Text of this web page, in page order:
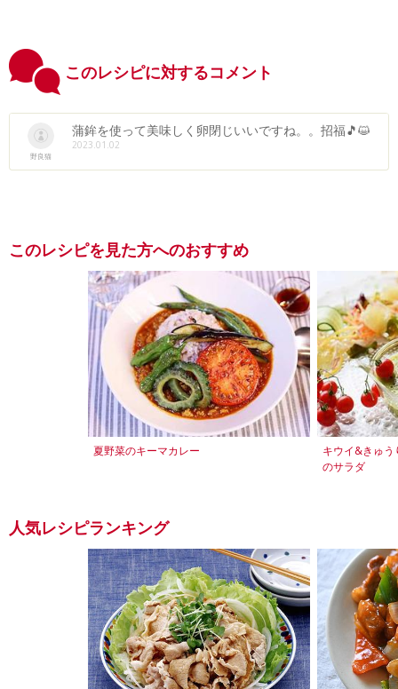
このレシピに対するコメント
野良猫
蒲鉾を使って美味しく卵閉じいいですね。。招福🎵😺
2023.01.02
このレシピを見た方へのおすすめ
夏野菜のキーマカレー
キウイ&きゅ
のサラダ
人気レシピランキング